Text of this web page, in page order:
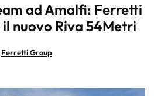
ad Amalfi: Ferretti
nuovo Riva 54Metri
Ferretti Group